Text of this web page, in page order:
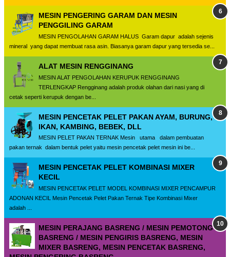
MESIN PENGERING GARAM DAN MESIN
PENGGILING GARAM
MESIN PENGOLAHAN GARAM HALUS Garam dapur adalah sejenis
mineral yang dapat membuat rasa asin. Biasanya garam dapur yang tersedia se...
ALAT MESIN RENGGINANG
MESIN ALAT PENGOLAHAN KERUPUK RENGGINANG
TERLENGKAP Rengginang adalah produk olahan dari nasi yang di
cetak seperti kerupuk dengan be...
MESIN PENCETAK PELET PAKAN AYAM, BURUNG,
IKAN, KAMBING, BEBEK, DLL
MESIN PELET PAKAN TERNAK Mesin utama dalam pembuatan
pakan ternak dalam bentuk pelet yaitu mesin pencetak pelet mesin ini be...
MESIN PENCETAK PELET KOMBINASI MIXER
KECIL
MESIN PENCETAK PELET MODEL KOMBINASI MIXER PENCAMPUR
ADONAN KECIL Mesin Pencetak Pelet Pakan Ternak Tipe Kombinasi Mixer
adalah ...
MESIN PERAJANG BASRENG / MESIN PEMOTONG
BASRENG / MESIN PENGIRIS BASRENG, MESIN
MIXER BASRENG, MESIN PENCETAK BASRENG,